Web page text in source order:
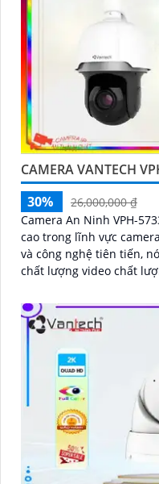
CAMERA VANTECH
30%
26,000,000 ₫
Camera An Ninh VPH-
cao trong lĩnh vực camera an ninh. Với
và công nghệ tiên tiến,
chất lượng video chất